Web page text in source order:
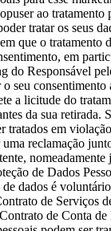
ao
tratar os seus
que o tratamento
em
do Responsável
seu consentimento
a licitude do
da sua retirada.
tratados em
uma reclamação
nomeadamente
de Dados
dados é
de Serviços
de Conta de